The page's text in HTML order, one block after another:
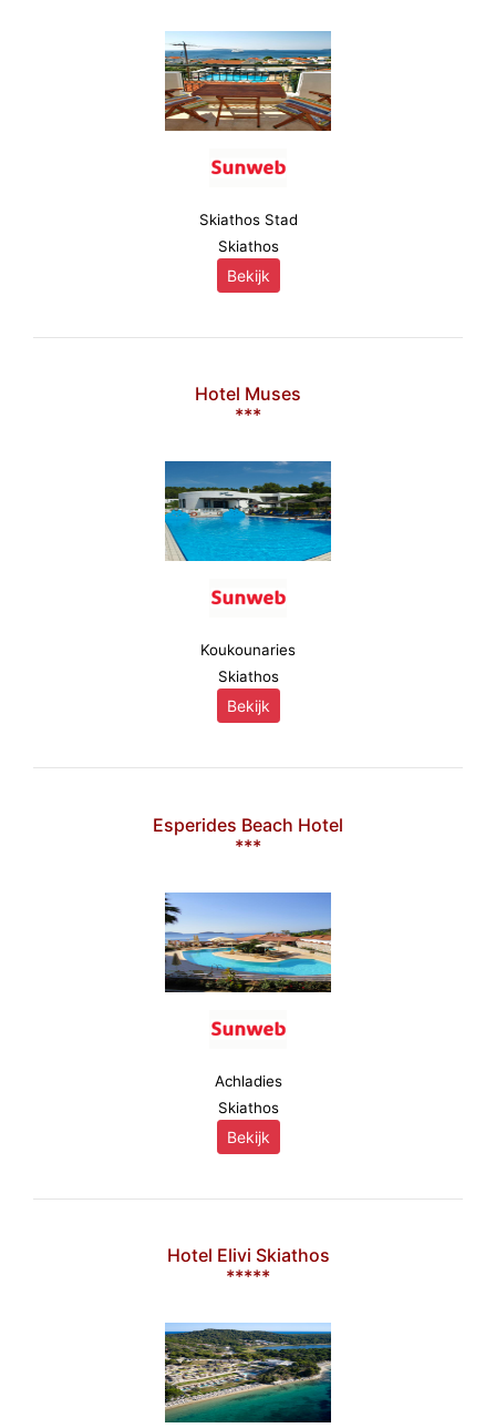
Skiathos Stad
Skiathos
Bekijk
Hotel Muses
***
Koukounaries
Skiathos
Bekijk
Esperides Beach Hotel
***
Achladies
Skiathos
Bekijk
Hotel Elivi Skiathos
*****